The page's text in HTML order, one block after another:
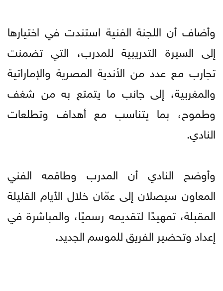
وأضاف أن اللجنة الفنية استندت في اختيارها
إلى السيرة التدريبية للمدرب، التي تضمنت
تجارب مع عدد من الأندية المصرية والإماراتية
والمغربية، إلى جانب ما يتمتع به من شغف
وطموح، بما يتناسب مع أهداف وتطلعات
النادي.
وأوضح النادي أن المدرب وطاقمه الفني
المعاون سيصلان إلى عمّان خلال الأيام القليلة
المقبلة، تمهيدًا لتقديمه رسميًا، والمباشرة في
إعداد وتحضير الفريق للموسم الجديد.